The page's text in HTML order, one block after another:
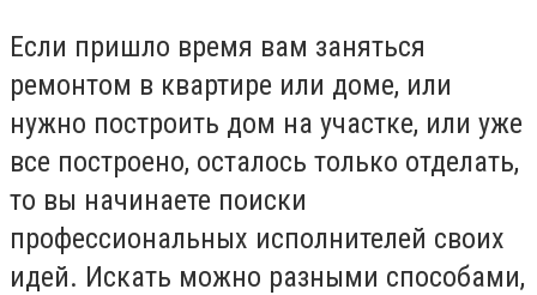
Если пришло время вам заняться
ремонтом в квартире или доме, или
нужно построить дом на участке, или уже
все построено, осталось только отделать,
то вы начинаете поиски
профессиональных исполнителей своих
идей. Искать можно разными способами,